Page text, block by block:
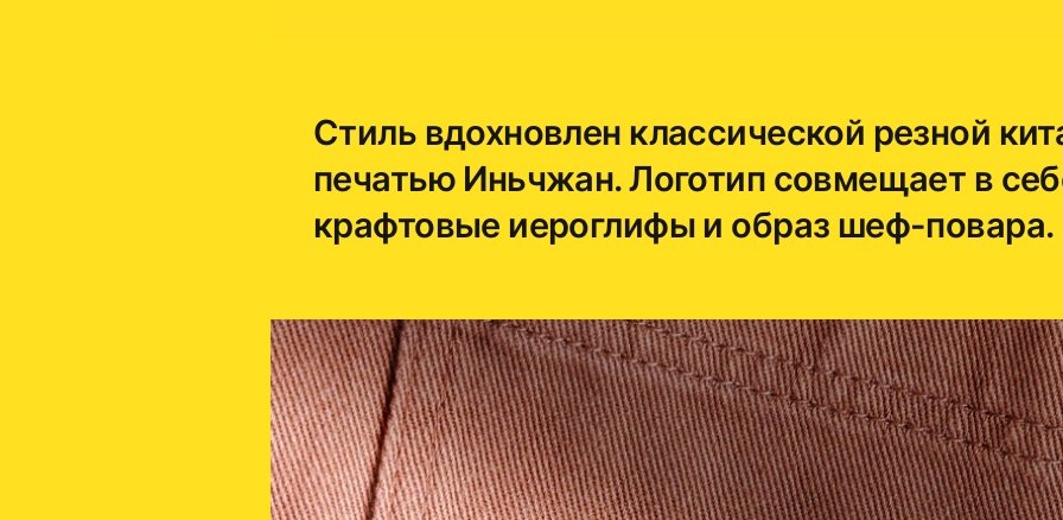
Стиль вдохновлен классической резной
печатью Иньчжан. Логотип совмещает в
крафтовые иероглифы и образ шеф-повара.